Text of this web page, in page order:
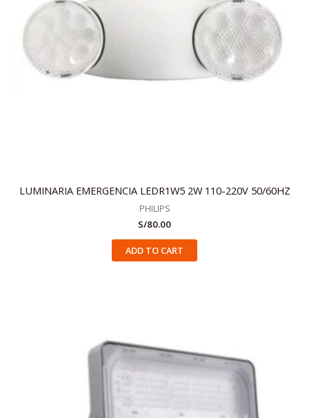
LUMINARIA EMERGENCIA LEDR1W5 2W 110-220V 50/60HZ
PHILIPS
S/80.00
ADD TO CART